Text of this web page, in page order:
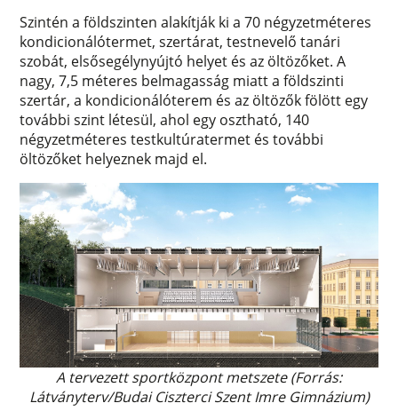
Szintén a földszinten alakítják ki a 70 négyzetméteres
kondicionálótermet, szertárat, testnevelő tanári
szobát, elsősegélynyújtó helyet és az öltözőket. A
nagy, 7,5 méteres belmagasság miatt a földszinti
szertár, a kondicionálóterem és az öltözők fölött egy
további szint létesül, ahol egy osztható, 140
négyzetméteres testkultúratermet és további
öltözőket helyeznek majd el.
A tervezett sportközpont metszete (Forrás:
Látványterv/Budai Ciszterci Szent Imre Gimnázium)